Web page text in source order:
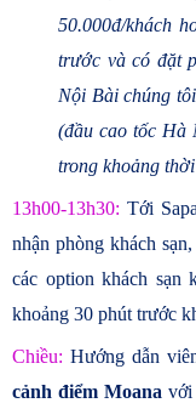
50.000đ/khách
trước và có đặt
Nội Bài chúng
(đầu cao tốc Hà
trong khoảng
13h00-13h30: Tới
nhận phòng khách
các option khách sạn
khoảng 30 phút trước
Chiều: Hướng dẫn
cảnh điểm Moana với